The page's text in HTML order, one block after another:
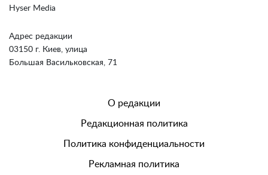
Hyser Media
Адрес редакции
03150 г. Киев, улица
Большая Васильковская, 71
О редакции
Редакционная политика
Политика конфиденциальности
Рекламная политика